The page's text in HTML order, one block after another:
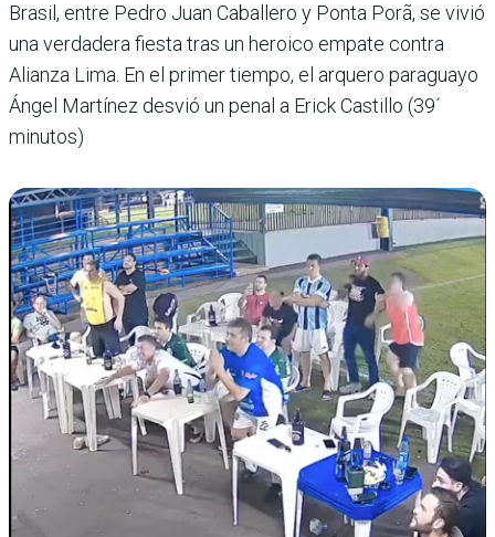
Brasil, entre Pedro Juan Caballero y Ponta Porã, se vivió
una ver­dadera fiesta tras un heroico empate contra
Alianza Lima. En el primer tiempo, el arquero paraguayo
Ángel Martínez desvió un penal a Erick Castillo (39´
minutos)